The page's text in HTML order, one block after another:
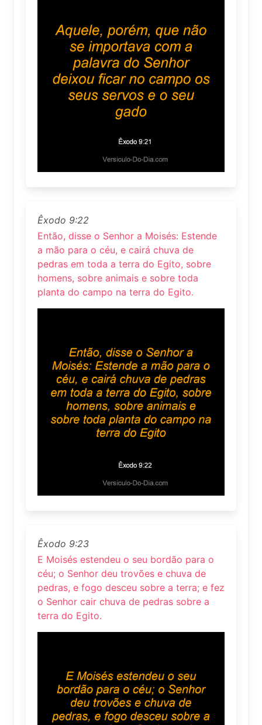
Êxodo 9:22
Então, disse o Senhor a Moisés: Estende
a mão para o céu, e cairá chuva de
pedras em toda a terra do Egito, sobre
homens, sobre animais e sobre toda
planta do campo na terra do Egito.
Êxodo 9:23
E Moisés estendeu o seu bordão para o
céu; o Senhor deu trovões e chuva de
pedras, e fogo desceu sobre a terra; e fez
o Senhor cair chuva de pedras sobre a
terra do Egito.